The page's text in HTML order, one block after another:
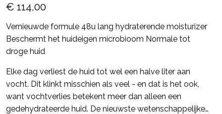
€ 114,00
Vernieuwde formule 48u lang hydraterende moisturizer
Beschermt het huideigen microbioom Normale tot
droge huid
Elke dag verliest de huid tot wel een halve liter aan
vocht. Dit klinkt misschien als veel - en dat is het ook,
want vochtverlies betekent meer dan alleen een
gedehydrateerde huid. De nieuwste wetenschappelijke